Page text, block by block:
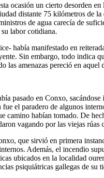
ocasión un cierto desorden
distante 75 kilómetros de
de agua carecía de
labor cotidiana.
había manifestado en
Sin embargo, todo
amenazas pereció en aquel
pasado en Conxo,
el paradero de algunos
camino habían tomado. De
vagando por las viejas
que sirvió en primera
Además, el incendio
ubicados en la localidad
psiquiátricas gallegas de su